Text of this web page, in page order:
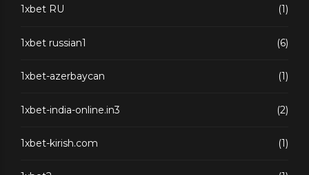
1xbet RU (1)
1xbet russian1 (6)
1xbet-azerbaycan (1)
1xbet-india-online.in3 (2)
1xbet-kirish.com (1)